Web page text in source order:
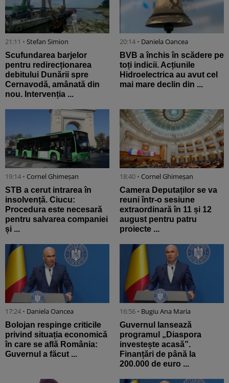
21:11 • Stefan Simion
Scufundarea barjelor
pentru redirecționarea
debitului Dunării spre
Cernavodă, amânată din
nou. Intervenția ...
20:14 • Daniela Oancea
BVB a închis în scădere pe
toți indicii. Acțiunile
Hidroelectrica au avut cel
mai mare declin din ...
19:14 • Cornel Ghimeșan
STB a cerut intrarea în
insolvență. Ciucu:
Procedura este necesară
pentru salvarea companiei
și ...
18:40 • Cornel Ghimeșan
Camera Deputaților se va
reuni într-o sesiune
extraordinară în 11 și 12
august pentru patru
proiecte ...
17:24 • Daniela Oancea
Bolojan respinge criticile
privind situația economică
în care se află România:
Guvernul a făcut ...
16:56 • Bugiu ⁠Ana Maria
Guvernul lansează
programul „Diaspora
investește acasă”.
Finanțări de până la
200.000 de euro ...